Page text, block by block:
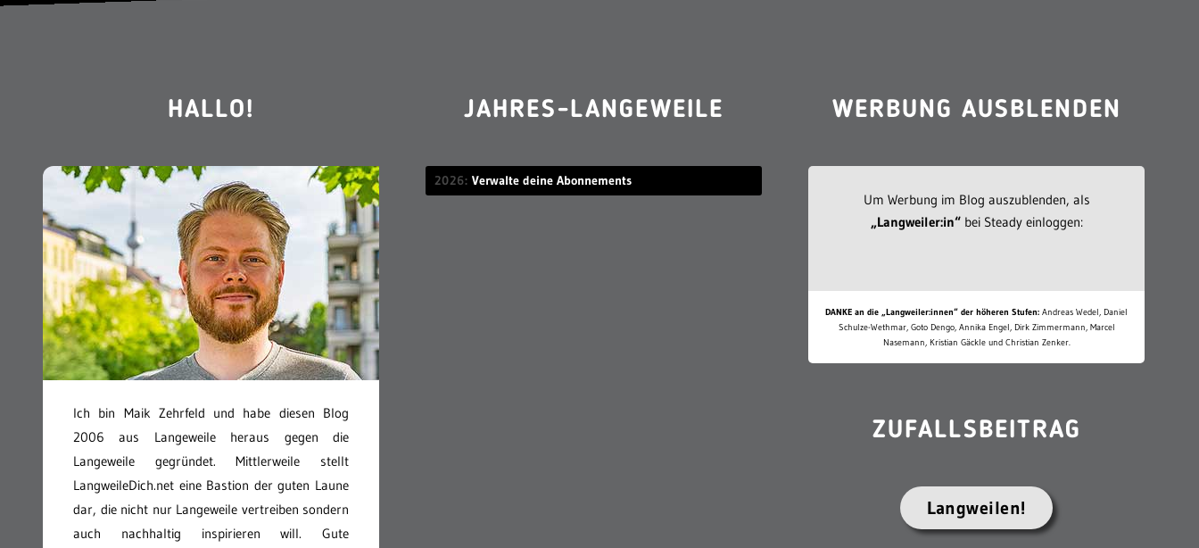
HALLO!
Ich bin Maik Zehrfeld und habe diesen Blog
2006 aus Langeweile heraus gegen die
Langeweile gegründet. Mittlerweile stellt
LangweileDich.net eine Bastion der guten Laune
dar, die nicht nur Langeweile vertreiben sondern
auch nachhaltig inspirieren will. Gute
JAHRES-LANGEWEILE
2026 Verwalte deine Abonnements
WERBUNG AUSBLENDEN
Um Werbung im Blog auszublenden, als
„Langweiler:in“bei Steady einloggen:
DANKE an die „Langweiler:innen“ der höheren Stufen: Andreas Wedel, Daniel
Schulze-Wethmar, Goto Dengo, Annika Engel, Dirk Zimmermann, Marcel
Nasemann, Kristian Gäckle und Christian Zenker.
ZUFALLSBEITRAG
Langweilen!